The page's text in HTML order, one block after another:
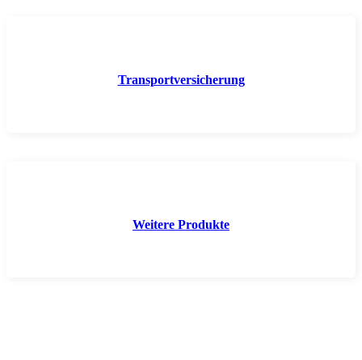
Transportversicherung
Weitere Produkte